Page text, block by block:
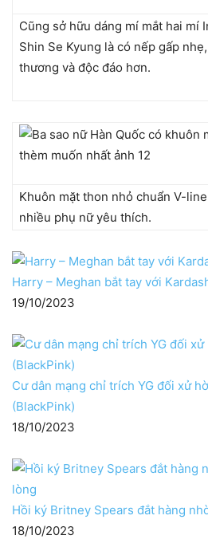
Cũng sở hữu dáng mí mắt hai mí
Shin Se Kyung là có nếp gấp
thương và độc đáo hơn.
Khuôn mặt thon nhỏ chuẩn V-
nhiều phụ nữ yêu thích.
Harry – Meghan bắt tay với
19/10/2023
Cư dân mạng chỉ trích YG đối xử
(BlackPink)
18/10/2023
Hồi ký Britney Spears đắt hàng
18/10/2023